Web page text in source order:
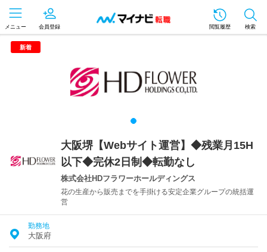
メニュー 会員登録 閲覧履歴 検索
新着
大阪堺【Webサイト運営】◆残業月15H
以下◆完休2日制◆転勤なし
株式会社HDフラワーホールディングス
花の生産から販売までを手掛ける安定企業グループの統括運
営
勤務地
大阪府